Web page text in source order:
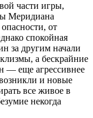
части игры,
Меридиана
от
спокойная
за другим начали
а бескрайние
— еще агрессивнее
и новые
все живое в
некогда